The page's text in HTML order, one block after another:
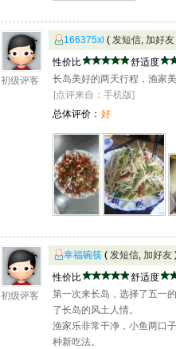
初级评客
166375xl ( 发短信, 加好友
性价比
舒适度
长岛美好的两天行程，渔家
[点评来自：手机版]
总体评价： 好
初级评客
幸福碗筷 ( 发短信, 加好友
性价比
舒适度
第一次来长岛，选择了五一
了长岛的风土人情。
渔家乐非常干净，小鱼两口
种新吃法。